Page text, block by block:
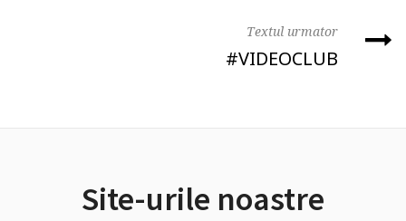
Textul urmator
#VIDEOCLUB
Site-urile noastre